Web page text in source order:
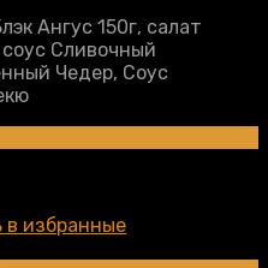
Ангус 150г, салат
Сливочный
Чедер, Соус
в избранные